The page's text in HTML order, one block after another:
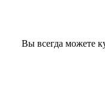
Вы всегда можете